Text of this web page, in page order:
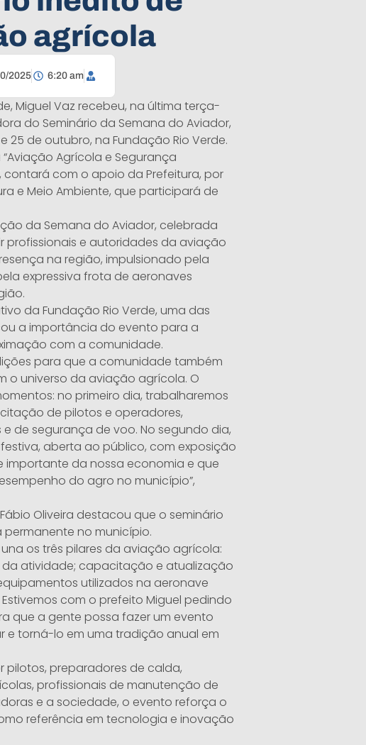
agrícola
2025 6:20 am
Miguel Vaz recebeu, na última terça-
do Seminário da Semana do Aviador,
25 de outubro, na Fundação Rio Verde.
Agrícola e Segurança
contará com o apoio da Prefeitura, por
e Meio Ambiente, que participará de
da Semana do Aviador, celebrada
profissionais e autoridades da aviação
na região, impulsionado pela
expressiva frota de aeronaves
da Fundação Rio Verde, uma das
a importância do evento para a
com a comunidade.
para que a comunidade também
o universo da aviação agrícola. O
no primeiro dia, trabalharemos
de pilotos e operadores,
de segurança de voo. No segundo dia,
aberta ao público, com exposição
importante da nossa economia e que
do agro no município”,
Oliveira destacou que o seminário
no município.
os três pilares da aviação agrícola:
atividade; capacitação e atualização
utilizados na aeronave
com o prefeito Miguel pedindo
que a gente possa fazer um evento
e torná-lo em uma tradição anual em
preparadores de calda,
profissionais de manutenção de
e a sociedade, o evento reforça o
referência em tecnologia e inovação